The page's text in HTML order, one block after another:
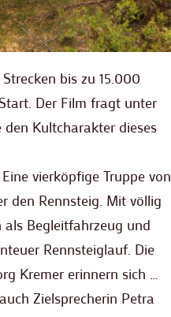
bis zu 15.000
Der Film fragt unter
Kultcharakter dieses
vierköpfige Truppe von
den Rennsteig. Mit völlig
als Begleitfahrzeug und
Rennsteiglauf. Die
Kremer erinnern sich …
Zielsprecherin Petra